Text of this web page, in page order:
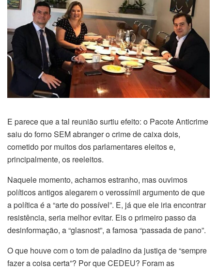
E parece que a tal reunião surtiu efeito: o Pacote Anticrime
saiu do forno SEM abranger o crime de caixa dois,
cometido por muitos dos parlamentares eleitos e,
principalmente, os reeleitos.
Naquele momento, achamos estranho, mas ouvimos
políticos antigos alegarem o verossímil argumento de que
a política é a “arte do possível”. E, já que ele iria encontrar
resistência, seria melhor evitar. Eis o primeiro passo da
desinformação, a “glasnost”, a famosa “passada de pano”.
O que houve com o tom de paladino da justiça de “sempre
fazer a coisa certa”? Por que CEDEU? Foram as